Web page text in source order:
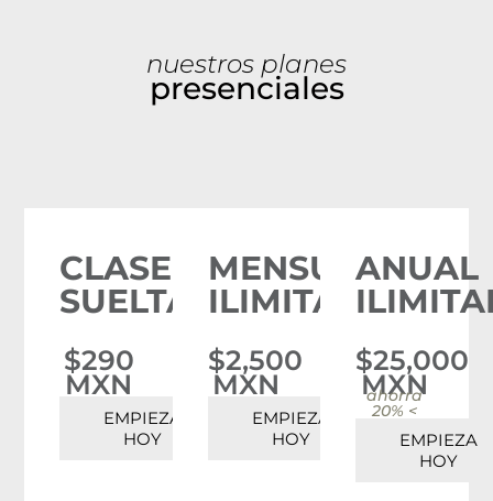
nuestros planes
presenciales
CLASE
SUELTA
$290
MXN
EMPIEZA
HOY
MENSUAL
ILIMITADO
$2,500
MXN
EMPIEZA
HOY
ANUAL
$25,000
MXN
ahorra
20% <
EMPIEZA
HOY